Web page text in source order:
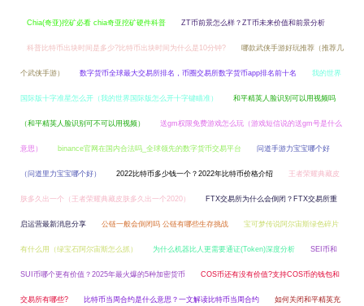
Chia(奇亚)挖矿必看 chia奇亚挖矿硬件科普 ZT币前景怎么样？ZT币未来价值和前景分析
科普比特币出块时间是多少?比特币出块时间为什么是10分钟? 哪款武侠手游好玩推荐（推荐几
个武侠手游） 数字货币全球最大交易所排名，币圈交易所数字货币app排名前十名 我的世界
国际版十字准星怎么开（我的世界国际版怎么开十字键瞄准） 和平精英人脸识别可以用视频吗
（和平精英人脸识别可不可以用视频） 送gm权限免费游戏怎么玩（游戏短信说的送gm号是什么
意思） binance官网在国内合法吗_全球领先的数字货币交易平台 问道手游力宝宝哪个好
（问道里力宝宝哪个好） 2022比特币多少钱一个？2022年比特币价格介绍 王者荣耀典藏皮
肤多久出一个（王者荣耀典藏皮肤多久出一个2020） FTX交易所为什么会倒闭？FTX交易所重
启运营最新消息分享 公链一般会倒闭吗 公链有哪些生存挑战 宝可梦传说阿尔宙斯绿色碎片
有什么用（绿宝石阿尔宙斯怎么抓） 为什么机器比人更需要通证(Token)深度分析 SEI币和
SUI币哪个更有价值？2025年最火爆的5种加密货币 COS币还有没有价值?支持COS币的钱包和
交易所有哪些? 比特币当周合约是什么意思？一文解读比特币当周合约 如何关闭和平精英充